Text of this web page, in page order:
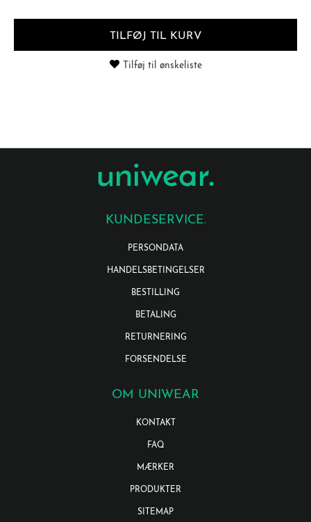
TILFØJ TIL KURV
Tilføj til ønskeliste
KUNDESERVICE.
PERSONDATA
HANDELSBETINGELSER
BESTILLING
BETALING
RETURNERING
FORSENDELSE
OM UNIWEAR
KONTAKT
FAQ
MÆRKER
PRODUKTER
SITEMAP